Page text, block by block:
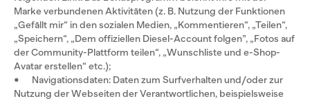
Marke verbundenen Aktivitäten (z. B. Nutzung der Funktionen
„Gefällt mir“ in den sozialen Medien, „Kommentieren“, „Teilen“,
„Speichern“, „Dem offiziellen Diesel-Account folgen”, „Fotos auf
der Community-Plattform teilen“, „Wunschliste und e-Shop-
Avatar erstellen“ etc.);
• Navigationsdaten: Daten zum Surfverhalten und/oder zur
Nutzung der Webseiten der Verantwortlichen, beispielsweise